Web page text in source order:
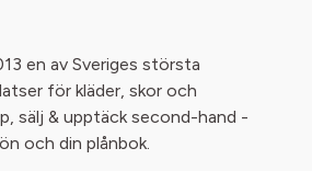
en av Sveriges största
för kläder, skor och
sälj & upptäck second-hand -
och din plånbok.